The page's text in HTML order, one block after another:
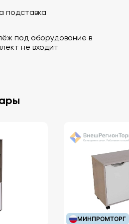
подставка
под оборудование в
не входит
МИНПРОМТОРГ